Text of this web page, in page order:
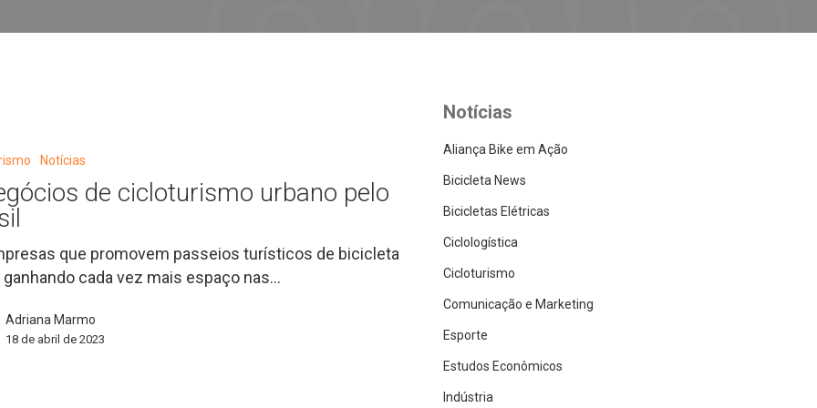
Notícias
de cicloturismo urbano pelo
que promovem passeios turísticos de bicicleta
cada vez mais espaço nas…
Adriana Marmo
18 de abril de 2023
Notícias
Aliança Bike em Ação
Bicicleta News
Bicicletas Elétricas
Ciclologística
Cicloturismo
Comunicação e Marketing
Esporte
Estudos Econômicos
Indústria